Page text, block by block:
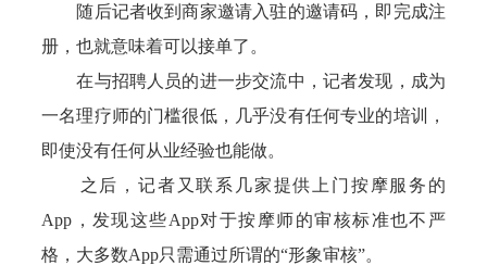
随后记者收到商家邀请入驻的邀请码，即完成注
册，也就意味着可以接单了。
在与招聘人员的进一步交流中，记者发现，成为
一名理疗师的门槛很低，几乎没有任何专业的培训，
即使没有任何从业经验也能做。
之后，记者又联系几家提供上门按摩服务的
App，发现这些App对于按摩师的审核标准也不严
格，大多数App只需通过所谓的“形象审核”。